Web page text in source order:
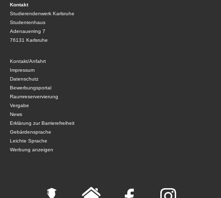
Kontakt
Studierendenwerk Karlsruhe
Studentenhaus
Adenauerring 7
76131 Karlsruhe
Kontakt/Anfahrt
Impressum
Datenschutz
Bewerbungsportal
Raumreservervierung
Vergabe
News
Erklärung zur Barrierefreiheit
Gebärdensprache
Leichte Sprache
Werbung anzeigen